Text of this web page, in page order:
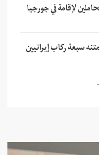
لإقامة في جورجيا
سبعة ركاب إيرانيين